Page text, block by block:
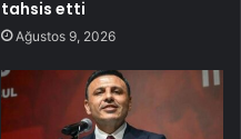
tahsis etti
Ağustos 9, 2026